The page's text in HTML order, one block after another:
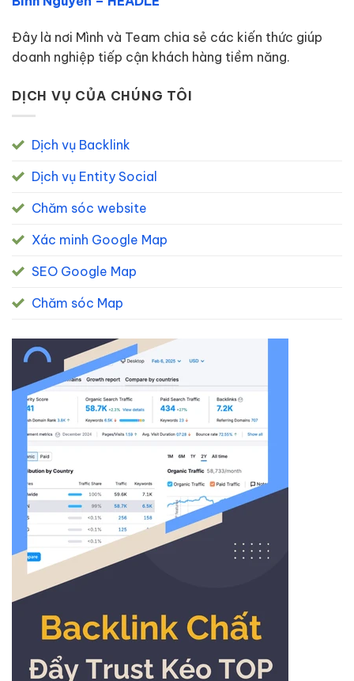
Đây là nơi Mình và Team chia sẻ các kiến thức giúp
doanh nghiệp tiếp cận khách hàng tiềm năng.
DỊCH VỤ CỦA CHÚNG TÔI
Dịch vụ Backlink
Dịch vụ Entity Social
Chăm sóc website
Xác minh Google Map
SEO Google Map
Chăm sóc Map